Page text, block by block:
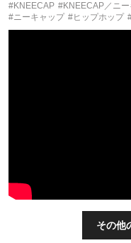
#KNEECAP #KNEECAP／ニ
#ニーキャップ #ヒップホップ
その他